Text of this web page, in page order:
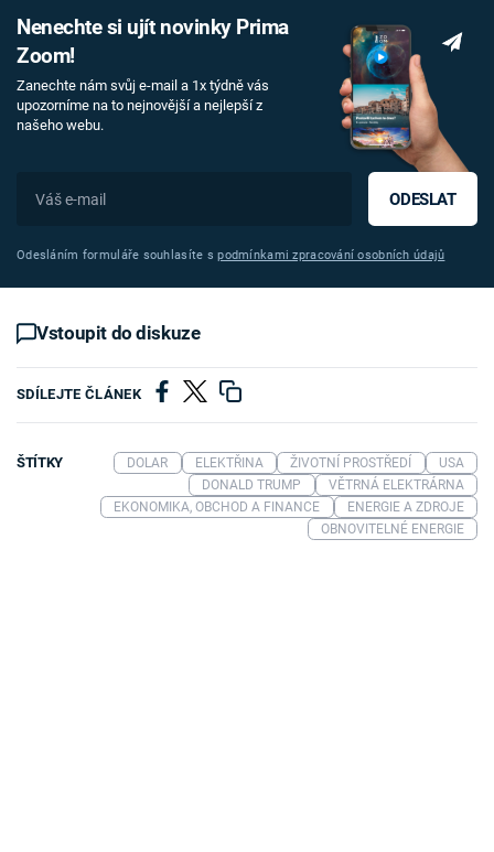
Nenechte si ujít novinky Prima
Zoom!
Zanechte nám svůj e-mail a 1x týdně vás
upozorníme na to nejnovější a nejlepší z
našeho webu.
ODESLAT
Odesláním formuláře souhlasíte spodmínkami zpracování osobních údajů
Vstoupit do diskuze
SDÍLEJTE ČLÁNEK
ŠTÍTKY DOLAR ELEKTŘINA ŽIVOTNÍ PROSTŘEDÍ
USA
DONALD TRUMP
VĚTRNÁ ELEKTRÁRNA
EKONOMIKA, OBCHOD A FINANCE
ENERGIE A ZDROJE
OBNOVITELNÉ ENERGIE